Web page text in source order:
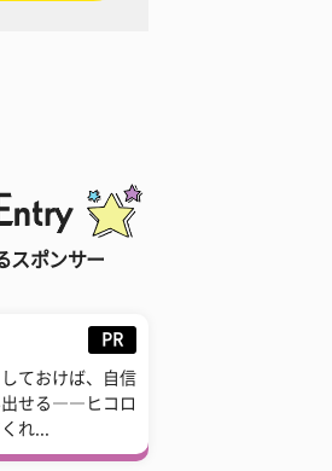
スポンサー
PR
ておけば、自信
出せる――ヒコロ
れ...